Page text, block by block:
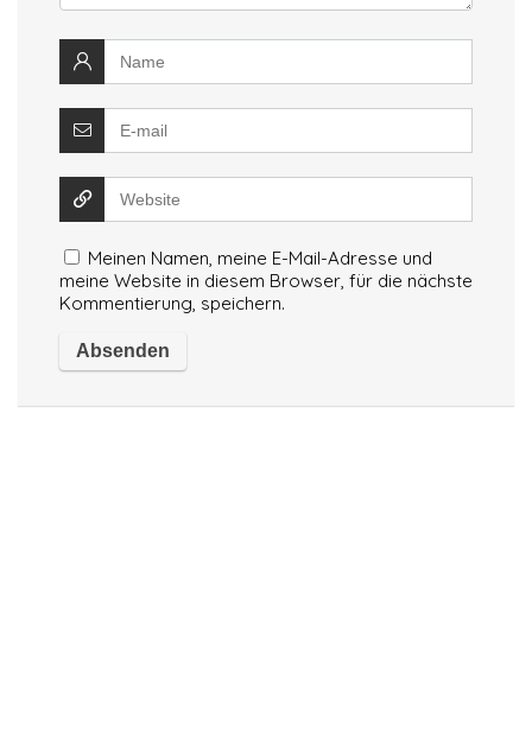
Meinen Namen, meine E-Mail-Adresse und
meine Website in diesem Browser, für die nächste
Kommentierung, speichern.